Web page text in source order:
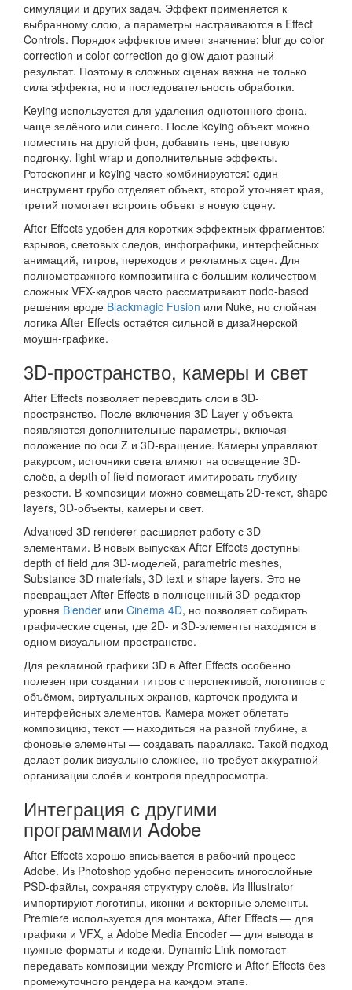
симуляции и других задач. Эффект применяется к
выбранному слою, а параметры настраиваются в Effect
Controls. Порядок эффектов имеет значение: blur до color
correction и color correction до glow дают разный
результат. Поэтому в сложных сценах важна не только
сила эффекта, но и последовательность обработки.
Keying используется для удаления однотонного фона,
чаще зелёного или синего. После keying объект можно
поместить на другой фон, добавить тень, цветовую
подгонку, light wrap и дополнительные эффекты.
Ротоскопинг и keying часто комбинируются: один
инструмент грубо отделяет объект, второй уточняет края,
третий помогает встроить объект в новую сцену.
After Effects удобен для коротких эффектных фрагментов:
взрывов, световых следов, инфографики, интерфейсных
анимаций, титров, переходов и рекламных сцен. Для
полнометражного композитинга с большим количеством
сложных VFX-кадров часто рассматривают node-based
решения вроде Blackmagic Fusion или Nuke, но слойная
логика After Effects остаётся сильной в дизайнерской
моушн-графике.
3D-пространство, камеры и свет
After Effects позволяет переводить слои в 3D-
пространство. После включения 3D Layer у объекта
появляются дополнительные параметры, включая
положение по оси Z и 3D-вращение. Камеры управляют
ракурсом, источники света влияют на освещение 3D-
слоёв, а depth of field помогает имитировать глубину
резкости. В композиции можно совмещать 2D-текст, shape
layers, 3D-объекты, камеры и свет.
Advanced 3D renderer расширяет работу с 3D-
элементами. В новых выпусках After Effects доступны
depth of field для 3D-моделей, parametric meshes,
Substance 3D materials, 3D text и shape layers. Это не
превращает After Effects в полноценный 3D-редактор
уровня Blender или Cinema 4D, но позволяет собирать
графические сцены, где 2D- и 3D-элементы находятся в
одном визуальном пространстве.
Для рекламной графики 3D в After Effects особенно
полезен при создании титров с перспективой, логотипов с
объёмом, виртуальных экранов, карточек продукта и
интерфейсных элементов. Камера может облетать
композицию, текст — находиться на разной глубине, а
фоновые элементы — создавать параллакс. Такой подход
делает ролик визуально сложнее, но требует аккуратной
организации слоёв и контроля предпросмотра.
Интеграция с другими
программами Adobe
After Effects хорошо вписывается в рабочий процесс
Adobe. Из Photoshop удобно переносить многослойные
PSD-файлы, сохраняя структуру слоёв. Из Illustrator
импортируют логотипы, иконки и векторные элементы.
Premiere используется для монтажа, After Effects — для
графики и VFX, а Adobe Media Encoder — для вывода в
нужные форматы и кодеки. Dynamic Link помогает
передавать композиции между Premiere и After Effects без
промежуточного рендера на каждом этапе.